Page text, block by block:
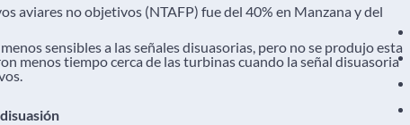
aviares no objetivos (NTAFP) fue del 40% en Manzana y del
sensibles a las señales disuasorias, pero no se produjo esta
menos tiempo cerca de las turbinas cuando la señal disuasoria